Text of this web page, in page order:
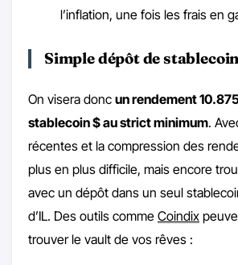
l’inflation, une fois les frais en
Simple dépôt de stablecoin
On visera donc un rendement
stablecoin $ au strict minimum.
récentes et la compression des
plus en plus difficile, mais encore
avec un dépôt dans un seul
d’IL. Des outils comme Coindix
trouver le vault de vos rêves :